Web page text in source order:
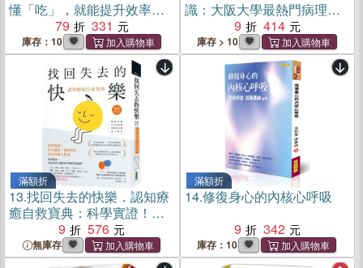
懂「吃」，就能提升效率、
體力與專注力
79 331
庫存：10
識：大阪大學最熱門病理學
講義，秒懂「為什麼會得這
種病」，怎麼治癒？
9 414
庫存 > 10
滿額折
13.找回失去的快樂．認知療
癒自救寶典：科學實證！不
只讓你「感覺更好」，更可
以救人性命（暢銷紀念）
9 576
無庫存
滿額折
14.修復身心的內核心呼吸
9
342
庫存：10